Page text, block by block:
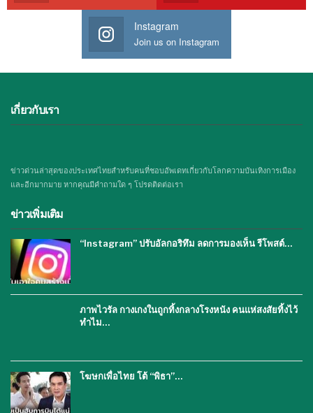
Instagram
Join us on Instagram
เกี่ยวกับเรา
ข่าวด่วนล่าสุดของประเทศไทยสำหรับคนที่ชอบอัพเดทเกี่ยวกับโลกความบันเทิงการเมือง
และอีกมากมาย หากคุณมีคำถามใด ๆ โปรดติดต่อเรา
ข่าวเพิ่มเติม
“Instagram” ปรับอัลกอริทึม ลดการมองเห็น รีโพสต์…
ภาพไวรัล กางเกงในถูกทิ้งกลางโรงหนัง คนแห่สงสัยทิ้งไว้
ทำไม…
โฆษกเพื่อไทย โต้ “พิธา”…